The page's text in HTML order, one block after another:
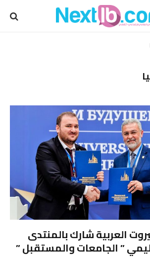
العربية شارك بالمنتدى
” الجامعات والمستقبل ”